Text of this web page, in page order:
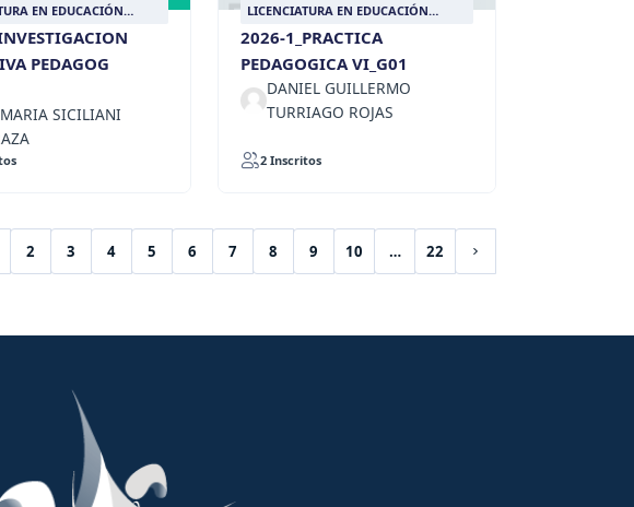
EN EDUCACIÓN
PEDAGOG
MARIA SICILIANI
LICENCIATURA EN EDUCACIÓN
2026-1_PRACTICA
PEDAGOGICA VI_G01
DANIEL GUILLERMO
TURRIAGO ROJAS
2 Inscritos
2 3 4 5 6 7 8 9 10 … 22